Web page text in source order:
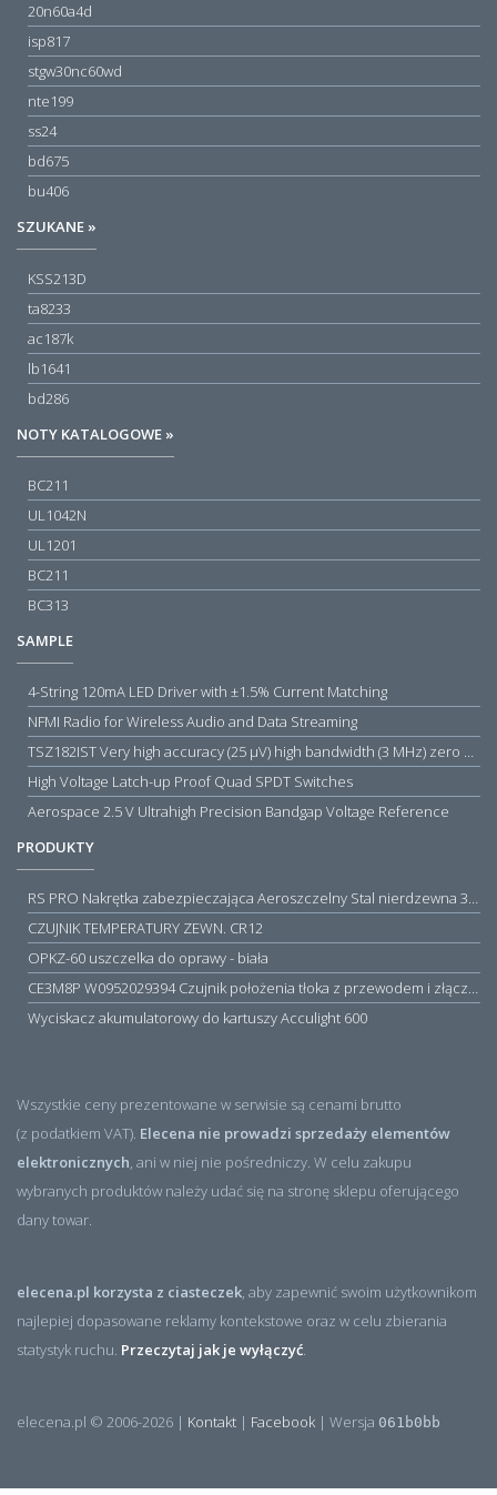
20n60a4d
isp817
stgw30nc60wd
nte199
ss24
bd675
bu406
SZUKANE »
KSS213D
ta8233
ac187k
lb1641
bd286
NOTY KATALOGOWE »
BC211
UL1042N
UL1201
BC211
BC313
SAMPLE
4-String 120mA LED Driver with ±1.5% Current Matching
NFMI Radio for Wireless Audio and Data Streaming
TSZ182IST Very high accuracy (25 µV) high bandwidth (3 MHz) zero drift 5 V operational amplifiers
High Voltage Latch-up Proof Quad SPDT Switches
Aerospace 2.5 V Ultrahigh Precision Bandgap Voltage Reference
PRODUKTY
RS PRO Nakrętka zabezpieczająca Aeroszczelny Stal nierdzewna 316 Zwykłe
CZUJNIK TEMPERATURY ZEWN. CR12
OPKZ-60 uszczelka do oprawy - biała
CE3M8P W0952029394 Czujnik położenia tłoka z przewodem i złączem M8, PNP NO, 10...30VDC, 100mA, METALWORK, METAL WORK jak MZT1-0
Wyciskacz akumulatorowy do kartuszy Acculight 600
Wszystkie ceny prezentowane w serwisie są cenami brutto
(z podatkiem VAT). Elecena nie prowadzi sprzedaży elementów
elektronicznych, ani w niej nie pośredniczy. W celu zakupu
wybranych produktów należy udać się na stronę sklepu oferującego
dany towar.
elecena.pl korzysta z ciasteczek, aby zapewnić swoim użytkownikom
najlepiej dopasowane reklamy kontekstowe oraz w celu zbierania
statystyk ruchu. Przeczytaj jak je wyłączyć.
elecena.pl © 2006-2026 | Kontakt | Facebook | Wersja 061b0bb